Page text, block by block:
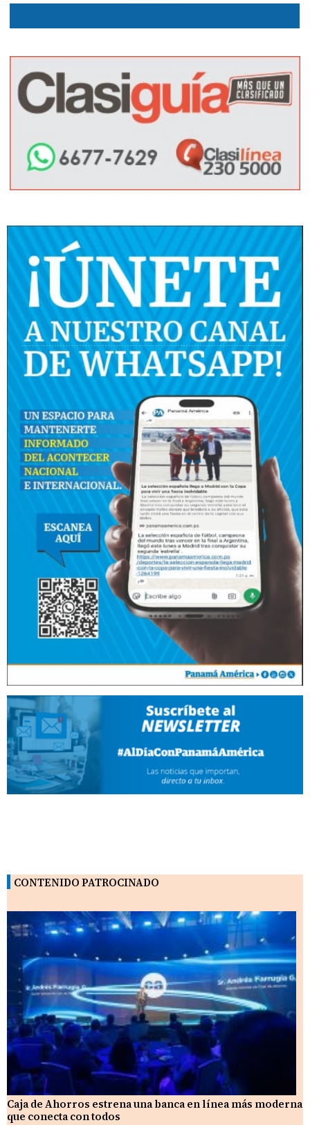
CONTENIDO PATROCINADO
Caja de Ahorros estrena una banca en línea más moderna
que conecta con todos